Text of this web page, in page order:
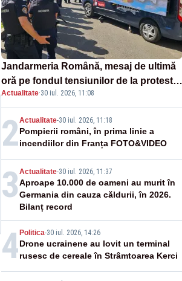
Jandarmeria Română, mesaj de ultimă
oră pe fondul tensiunilor de la protestul
masiv al fermierilor - VIDEO
Actualitate·30 iul. 2026, 11:08
2Actualitate-30 iul. 2026, 11:18
Pompierii români, în prima linie a
incendiilor din Franța FOTO&VIDEO
3 Actualitate-30 iul. 2026, 11:37
Aproape 10.000 de oameni au murit în
Germania din cauza căldurii, în 2026.
Bilanț record
4 Politica-30 iul. 2026, 14:26
Drone ucrainene au lovit un terminal
rusesc de cereale în Strâmtoarea Kerci